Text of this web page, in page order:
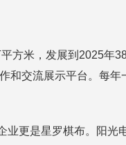
方米，发展到2025
交流展示平台。每
更是星罗棋布。阳